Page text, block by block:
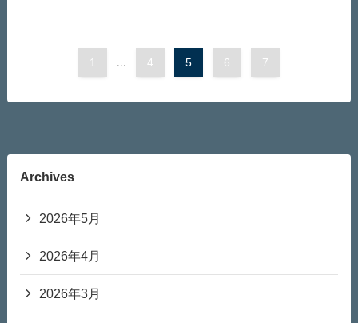
1 4 5 6 7
Archives
2026年5月
2026年4月
2026年3月